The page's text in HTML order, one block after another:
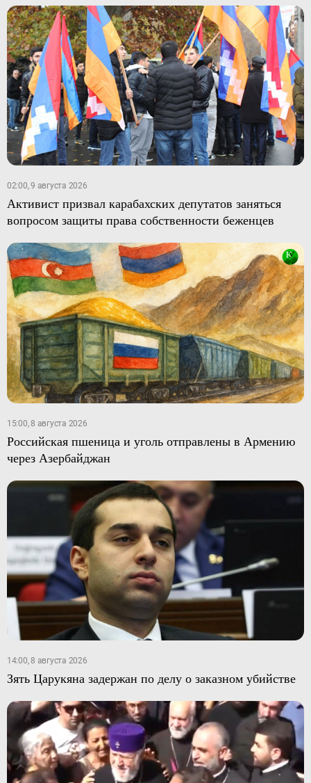
02:00, 9 августа 2026
Активист призвал карабахских депутатов заняться
вопросом защиты права собственности беженцев
15:00, 8 августа 2026
Российская пшеница и уголь отправлены в Армению
через Азербайджан
14:00, 8 августа 2026
Зять Царукяна задержан по делу о заказном убийстве